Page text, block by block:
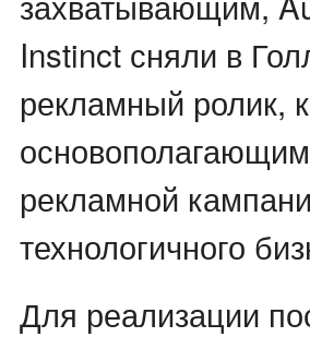
Instinct сняли в
рекламный ролик,
рекламной
технологичного
Для реализации